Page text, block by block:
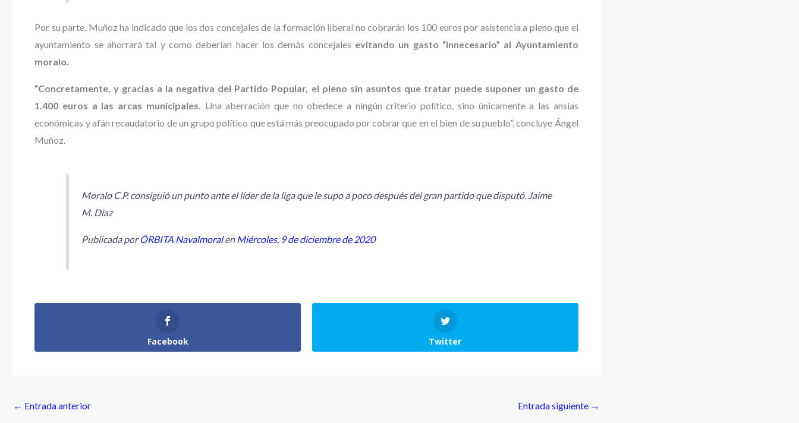
Por su parte, Muñoz ha indicado que los dos concejales de la formación liberal no cobrarán los 100 euros por asistencia a pleno que el
ayuntamiento se ahorrará tal y como deberían hacer los demás concejales evitando un gasto “innecesario” al Ayuntamiento
moralo.
“Concretamente, y gracias a la negativa del Partido Popular, el pleno sin asuntos que tratar puede suponer un gasto de
1.400 euros a las arcas municipales. Una aberración que no obedece a ningún criterio político, sino únicamente a las ansias
económicas y afán recaudatorio de un grupo político que está más preocupado por cobrar que en el bien de su pueblo”, concluye Ángel
Muñoz.
Moralo C.P. consiguió un punto ante el líder de la liga que le supo a poco después del gran partido que disputó. Jaime
M. Diaz
Publicada porÓRBITA NavalmoralenMiércoles, 9 de diciembre de 2020
Facebook Twitter
← Entrada anterior Entrada siguiente →